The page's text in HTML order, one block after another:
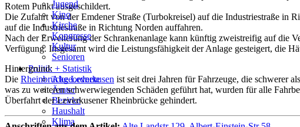
Jugend
Kino
Kirche
Kongresse
Kultur
Senioren
Stadtführer
Straßen
Politik + Statistik
Abgeordnete
Ämter
Bezirke
Haushalt
Klima
Rotem Punkt ausgeschildert.
Die Zufahrt von der Emdener Straße (Turbokreisel) auf die Industriestraße in
auf die Industriestraße in Richtung Norden auffahren.
Nach der Erweiterung der Schrankenanlage kann künftig zweistreifig auf die
Verfügung. Insgesamt wird die Leistungsfähigkeit der Anlage gesteigert, die
Hintergrund:
Die Rheinbrücke Leverkusen ist seit drei Jahren für Fahrzeuge, die schwerer
was zu weiteren schwerwiegenden Schäden geführt hat, wurden für alle
Überfahrt der Leverkusener Rheinbrücke gehindert.